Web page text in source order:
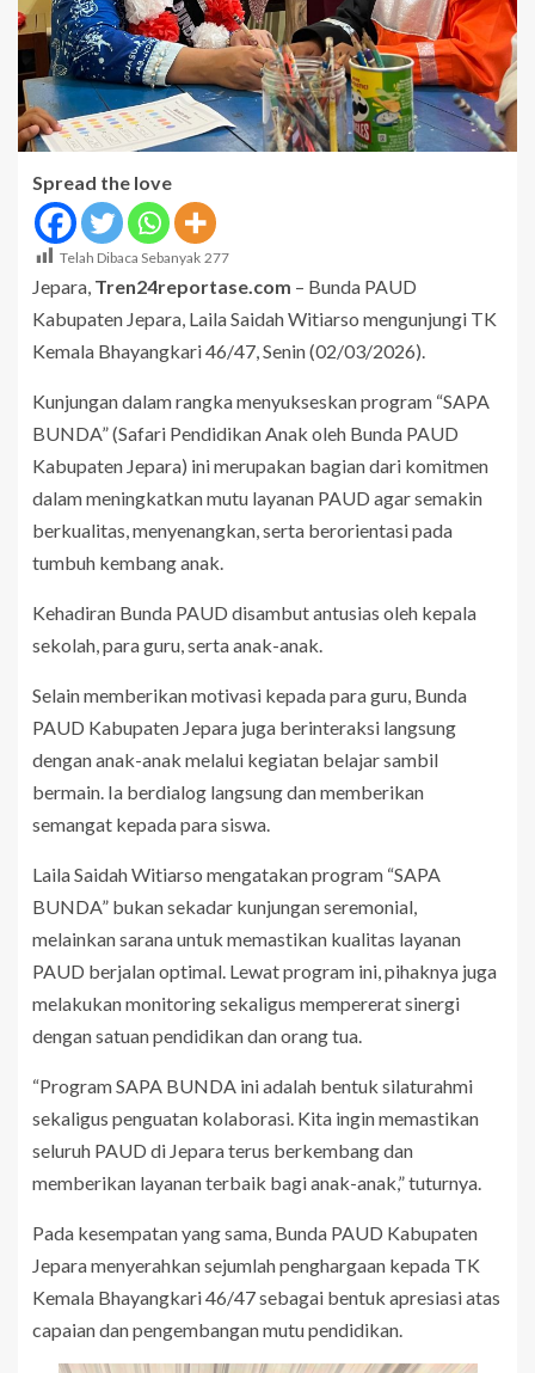
Spread the love
Telah Dibaca Sebanyak 277
Jepara, Tren24reportase.com – Bunda PAUD
Kabupaten Jepara, Laila Saidah Witiarso mengunjungi TK
Kemala Bhayangkari 46/47, Senin (02/03/2026).
Kunjungan dalam rangka menyukseskan program “SAPA
BUNDA” (Safari Pendidikan Anak oleh Bunda PAUD
Kabupaten Jepara) ini merupakan bagian dari komitmen
dalam meningkatkan mutu layanan PAUD agar semakin
berkualitas, menyenangkan, serta berorientasi pada
tumbuh kembang anak.
Kehadiran Bunda PAUD disambut antusias oleh kepala
sekolah, para guru, serta anak-anak.
Selain memberikan motivasi kepada para guru, Bunda
PAUD Kabupaten Jepara juga berinteraksi langsung
dengan anak-anak melalui kegiatan belajar sambil
bermain. Ia berdialog langsung dan memberikan
semangat kepada para siswa.
Laila Saidah Witiarso mengatakan program “SAPA
BUNDA” bukan sekadar kunjungan seremonial,
melainkan sarana untuk memastikan kualitas layanan
PAUD berjalan optimal. Lewat program ini, pihaknya juga
melakukan monitoring sekaligus mempererat sinergi
dengan satuan pendidikan dan orang tua.
“Program SAPA BUNDA ini adalah bentuk silaturahmi
sekaligus penguatan kolaborasi. Kita ingin memastikan
seluruh PAUD di Jepara terus berkembang dan
memberikan layanan terbaik bagi anak-anak,” tuturnya.
Pada kesempatan yang sama, Bunda PAUD Kabupaten
Jepara menyerahkan sejumlah penghargaan kepada TK
Kemala Bhayangkari 46/47 sebagai bentuk apresiasi atas
capaian dan pengembangan mutu pendidikan.